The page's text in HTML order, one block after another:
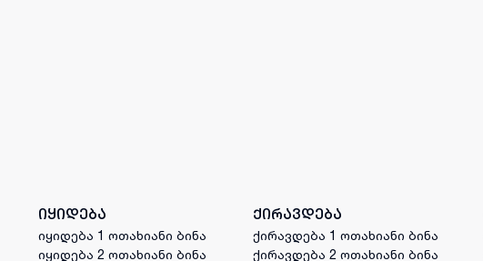
იყიდება
იყიდება 1 ოთახიანი ბინა
იყიდება 2 ოთახიანი ბინა
ქირავდება
ქირავდება 1 ოთახიანი ბინა
ქირავდება 2 ოთახიანი ბინა